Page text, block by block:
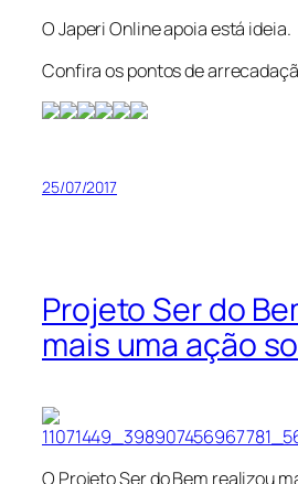
O Japeri Online apoia está ideia.
Confira os pontos de
25/07/2017
Projeto Ser do
mais uma ação
O Projeto Ser do Bem realizou